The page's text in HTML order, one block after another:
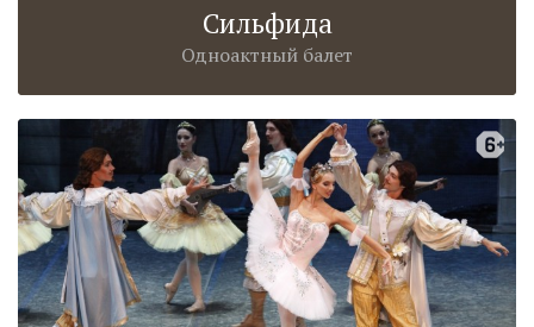
Сильфида
Одноактный балет